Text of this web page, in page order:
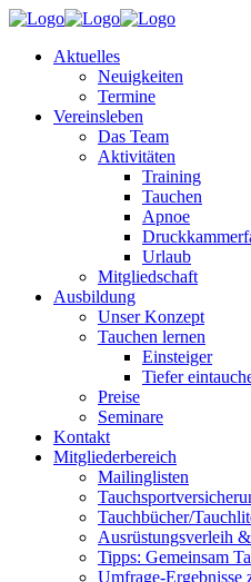
Aktuelles
Neuigkeiten
Termine
Vereinsleben
Das Team
Aktivitäten
Training
Tauchen
Apnoe
Urlaub
Mitgliedschaft
Ausbildung
Unser Konzept
Tauchen lernen
Einsteiger
Tiefer
Preise
Seminare
Kontakt
Mitgliederbereich
Mailinglisten
Tauchbücher/
Ausrüstungsverleih
Tipps: Gemeinsam
Umfrage-Ergebnisse